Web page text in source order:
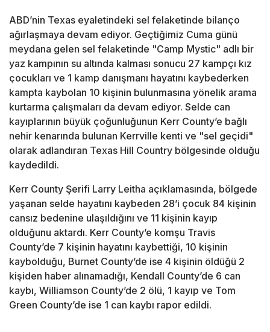
ABD’nin Texas eyaletindeki sel felaketinde bilanço
ağırlaşmaya devam ediyor. Geçtiğimiz Cuma günü
meydana gelen sel felaketinde "Camp Mystic" adlı bir
yaz kampının su altında kalması sonucu 27 kampçı kız
çocukları ve 1 kamp danışmanı hayatını kaybederken
kampta kaybolan 10 kişinin bulunmasına yönelik arama
kurtarma çalışmaları da devam ediyor. Selde can
kayıplarının büyük çoğunluğunun Kerr County’e bağlı
nehir kenarında bulunan Kerrville kenti ve "sel geçidi"
olarak adlandıran Texas Hill Country bölgesinde olduğu
kaydedildi.
Kerr County Şerifi Larry Leitha açıklamasında, bölgede
yaşanan selde hayatını kaybeden 28’i çocuk 84 kişinin
cansız bedenine ulaşıldığını ve 11 kişinin kayıp
olduğunu aktardı. Kerr County’e komşu Travis
County’de 7 kişinin hayatını kaybettiği, 10 kişinin
kaybolduğu, Burnet County’de ise 4 kişinin öldüğü 2
kişiden haber alınamadığı, Kendall County’de 6 can
kaybı, Williamson County’de 2 ölü, 1 kayıp ve Tom
Green County’de ise 1 can kaybı rapor edildi.